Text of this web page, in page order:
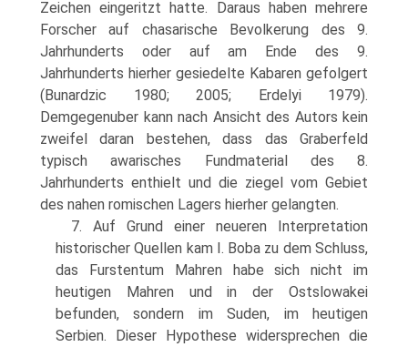
Zeichen eingeritzt hatte. Daraus haben mehrere
Forscher auf chasarische Bevolkerung des 9.
Jahrhunderts oder auf am Ende des 9.
Jahrhunderts hierher gesiedelte Kabaren gefolgert
(Bunardzic 1980; 2005; Erdelyi 1979).
Demgegenuber kann nach Ansicht des Autors kein
zweifel daran bestehen, dass das Graberfeld
typisch awarisches Fundmaterial des 8.
Jahrhunderts enthielt und die ziegel vom Gebiet
des nahen romischen Lagers hierher gelangten.
7. Auf Grund einer neueren Interpretation
historischer Quellen kam I. Boba zu dem Schluss,
das Furstentum Mahren habe sich nicht im
heutigen Mahren und in der Ostslowakei
befunden, sondern im Suden, im heutigen
Serbien. Dieser Hypothese widersprechen die